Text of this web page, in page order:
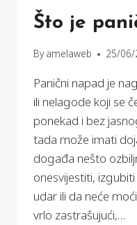
Što je
By amelaweb 25/06/
Panični napad je
ili nelagode koji se
ponekad i bez
tada može imati
događa nešto
onesvijestiti,
udar ili da neće
vrlo zastrašujući,…